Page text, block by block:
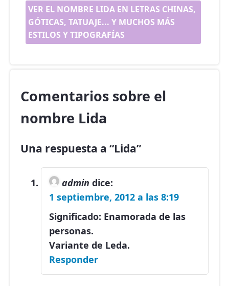
VER EL NOMBRE LIDA EN LETRAS CHINAS,
GÓTICAS, TATUAJE... Y MUCHOS MÁS
ESTILOS Y TIPOGRAFÍAS
Comentarios sobre el
nombre Lida
Una respuesta a “Lida”
admin dice:
1 septiembre, 2012 a las 8:19
Significado: Enamorada de las
personas.
Variante de Leda.
Responder